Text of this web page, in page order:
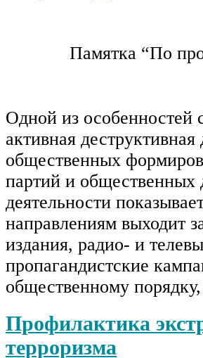
Памятка “По
Одной из особенностей
активная
общественных
партий и
деятельности
направлениям выходит
издания, радио- и
пропагандистские
общественному
Профилактика
терроризма